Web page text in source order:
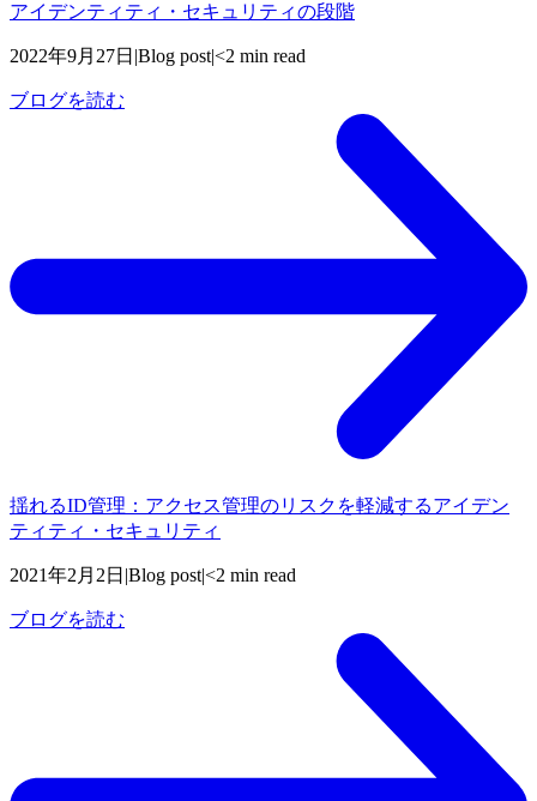
アイデンティティ・セキュリティの段階
2022年9月27日 |Blog post|<2 min read
ブログを読む
揺れるID管理：アクセス管理のリスクを軽減するアイデン
ティティ・セキュリティ
2021年2月2日 |Blog post|<2 min read
ブログを読む